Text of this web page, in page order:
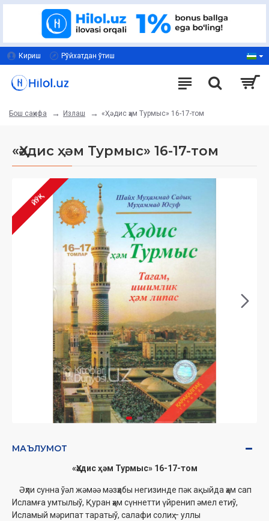
Кириш Рўйхатдан ўтиш
Бош саҳифа Излаш «Ҳәдис ҳәм Турмыс» 16-17-том
«Ҳәдис ҳәм Турмыс» 16-17-том
ЙЎҚ
МАЪЛУМОТ
«Ҳәдис ҳәм Турмыс» 16-17-том
Əҳли сунна ўәл жəмəə мәзҳабы негизинде пәк ақыйда ҳәм сап
Исламға умтылыў, Қуран ҳәм сүннетти үйренип әмел етиў,
Исламый мәрипат таратыў, салафи солиҳ – уллы